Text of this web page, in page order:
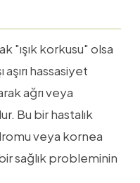
"ışık korkusu" olsa
aşırı hassasiyet
ağrı veya
Bu bir hastalık
veya kornea
sağlık probleminin